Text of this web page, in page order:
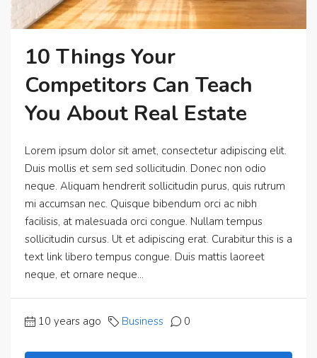
10 Things Your
Competitors Can Teach
You About Real Estate
Lorem ipsum dolor sit amet, consectetur adipiscing elit.
Duis mollis et sem sed sollicitudin. Donec non odio
neque. Aliquam hendrerit sollicitudin purus, quis rutrum
mi accumsan nec. Quisque bibendum orci ac nibh
facilisis, at malesuada orci congue. Nullam tempus
sollicitudin cursus. Ut et adipiscing erat. Curabitur this is a
text link libero tempus congue. Duis mattis laoreet
neque, et ornare neque...
10 years ago Business 0